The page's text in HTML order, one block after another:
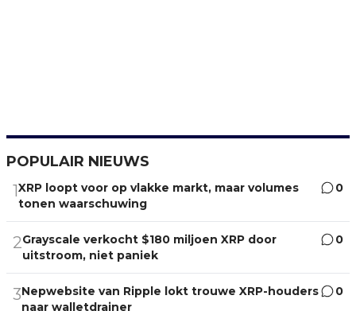
POPULAIR NIEUWS
1XRP loopt voor op vlakke markt, maar volumes
tonen waarschuwing
0
2Grayscale verkocht $180 miljoen XRP door
uitstroom, niet paniek
0
3Nepwebsite van Ripple lokt trouwe XRP-houders
naar walletdrainer
0